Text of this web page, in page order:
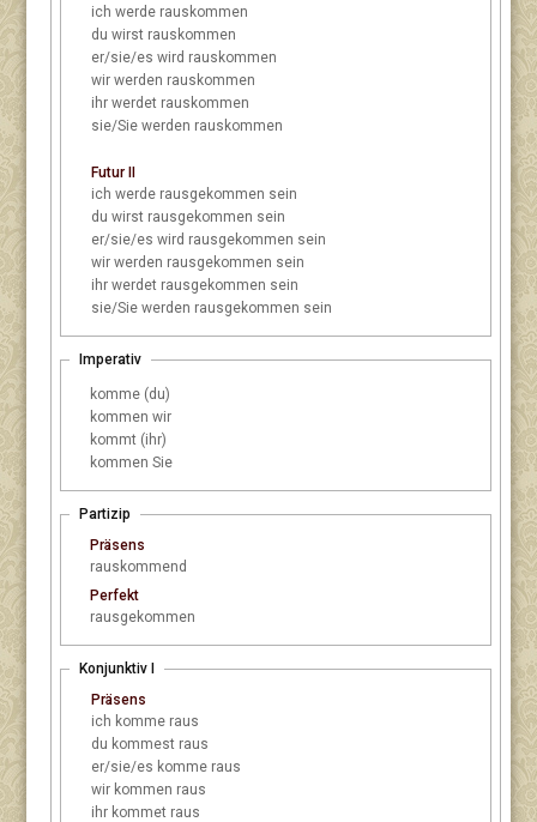
ich werde rauskommen
du wirst rauskommen
er/sie/es wird rauskommen
wir werden rauskommen
ihr werdet rauskommen
sie/Sie werden rauskommen
Futur II
ich werde rausgekommen sein
du wirst rausgekommen sein
er/sie/es wird rausgekommen sein
wir werden rausgekommen sein
ihr werdet rausgekommen sein
sie/Sie werden rausgekommen sein
Imperativ
komme (du)
kommen wir
kommt (ihr)
kommen Sie
Partizip
Präsens
rauskommend
Perfekt
rausgekommen
Konjunktiv I
Präsens
ich komme raus
du kommest raus
er/sie/es komme raus
wir kommen raus
ihr kommet raus